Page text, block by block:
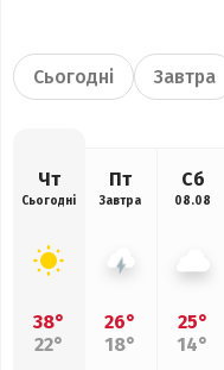
Сьогодні Завтра
Чт
Сьогодні
38°
22°
Пт
Завтра
26°
18°
Сб
08.08
25°
14°